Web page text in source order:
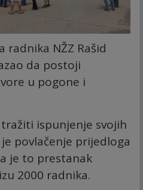
radnika NŽZ Rašid
da postoji
u pogone i
tražiti ispunjenje svojih
povlačenje prijedloga
je to prestanak
2000 radnika.